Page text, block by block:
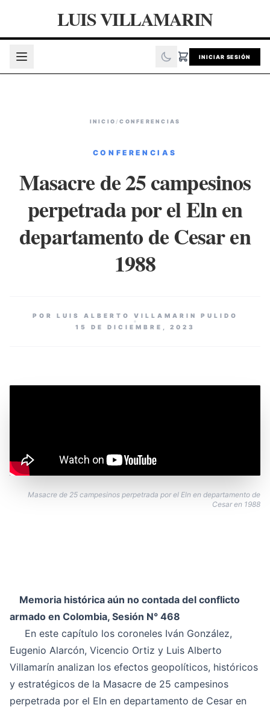
LUIS VILLAMARIN
INICIAR SESIÓN
INICIO /CONFERENCIAS
CONFERENCIAS
Masacre de 25 campesinos
perpetrada por el Eln en
departamento de Cesar en
1988
POR LUIS ALBERTO VILLAMARIN PULIDO
15 DE DICIEMBRE, 2023
Masacre de 25 campesinos perpetrada por el Eln en departamento de
Cesar en 1988
Memoria histórica aún no contada del conflicto
armado en Colombia, Sesión N° 468
En este capítulo los coroneles Iván González,
Eugenio Alarcón, Vicencio Ortiz y Luis Alberto
Villamarín analizan los efectos geopolíticos, históricos
y estratégicos de la Masacre de 25 campesinos
perpetrada por el Eln en departamento de Cesar en